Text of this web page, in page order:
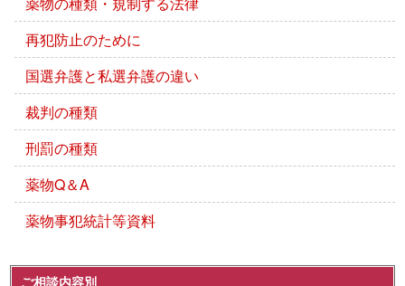
再犯防止のために
国選弁護と私選弁護の違い
裁判の種類
刑罰の種類
薬物Q＆A
薬物事犯統計等資料
ご相談内容別